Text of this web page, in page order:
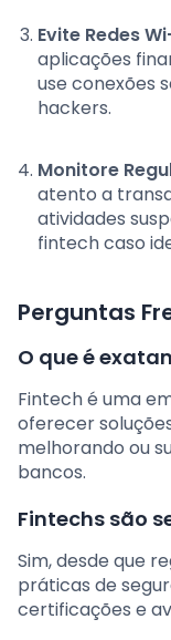
Evite Redes
aplicações
use conexões
hackers.
Monitore
atento a
atividades
fintech caso
Perguntas
O que é
Fintech é uma
oferecer
melhorando ou
bancos.
Fintechs são
Sim, desde que
práticas de
certificações e